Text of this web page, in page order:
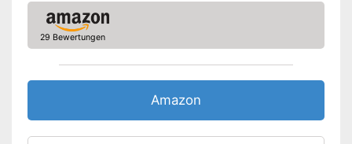
29 Bewertungen
Amazon